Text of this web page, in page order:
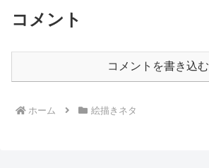
コメント
コメントを書き込む
ホーム 絵描きネタ